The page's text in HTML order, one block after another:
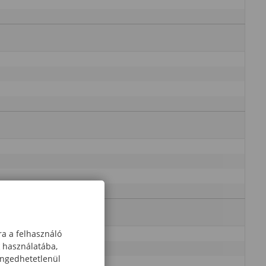
a felhasználó